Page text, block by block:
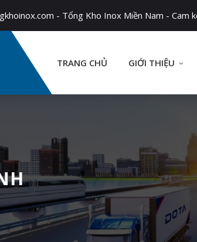
- Tổng Kho Inox Miền Nam - Cam
TRANG CHỦ GIỚI THIỆU